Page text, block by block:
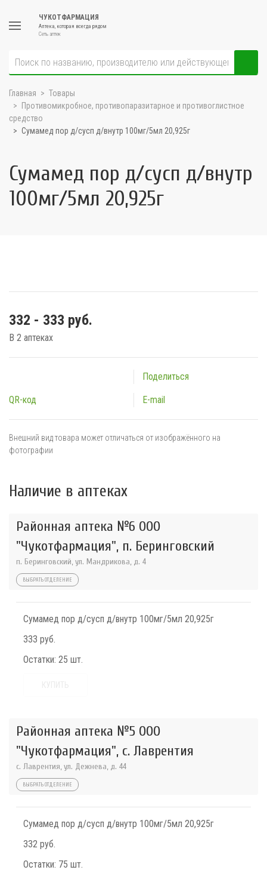
ЧУКОТФАРМАЦИЯ
Аптека, которая всегда рядом
Сеть аптек
Главная
Товары
Противомикробное, противопаразитарное и противоглистное
средство
Сумамед пор д/сусп д/внутр 100мг/5мл 20,925г
Сумамед пор д/сусп д/внутр
100мг/5мл 20,925г
332 - 333 руб.
В 2 аптеках
Поделиться
QR-код E-mail
Внешний вид товара может отличаться от изображённого на
фотографии
Наличие в аптеках
Районная аптека №6 ООО
"Чукотфармация", п. Беринговский
п. Беринговский, ул. Мандрикова, д. 4
ВЫБРАТЬ ОТДЕЛЕНИЕ
Сумамед пор д/сусп д/внутр 100мг/5мл 20,925г
333 руб.
Остатки: 25 шт.
Районная аптека №5 ООО
"Чукотфармация", с. Лаврентия
с. Лаврентия, ул. Дежнева, д. 44
ВЫБРАТЬ ОТДЕЛЕНИЕ
Сумамед пор д/сусп д/внутр 100мг/5мл 20,925г
332 руб.
Остатки: 75 шт.